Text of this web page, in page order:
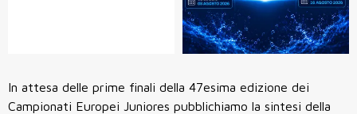
In attesa delle prime finali della 47esima edizione dei
Campionati Europei Juniores pubblichiamo la sintesi della